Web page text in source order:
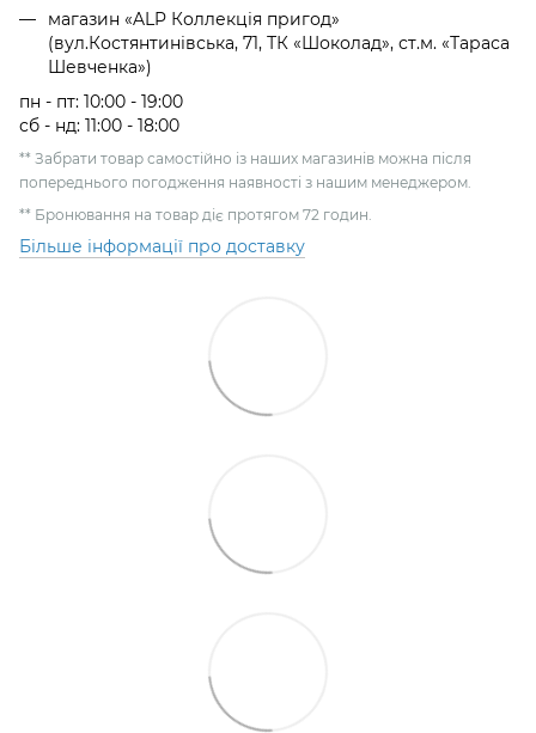
магазин «ALP Коллекція пригод»
(вул.Костянтинівська, 71, ТК «Шоколад», ст.м. «Тараса
Шевченка»)
пн - пт: 10:00 - 19:00
сб - нд: 11:00 - 18:00
** Забрати товар самостійно із наших магазинів можна після
попереднього погодження наявності з нашим менеджером.
** Бронювання на товар діє протягом 72 годин.
Більше інформації про доставку